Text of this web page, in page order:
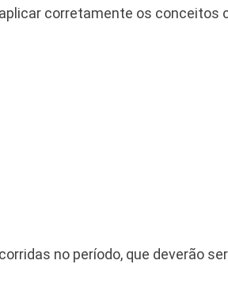
corretamente os conceitos
no período, que deverão